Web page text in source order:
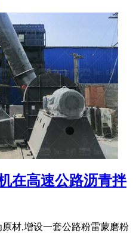
在高速公路沥青拌
材,增设一套公路粉雷蒙磨粉